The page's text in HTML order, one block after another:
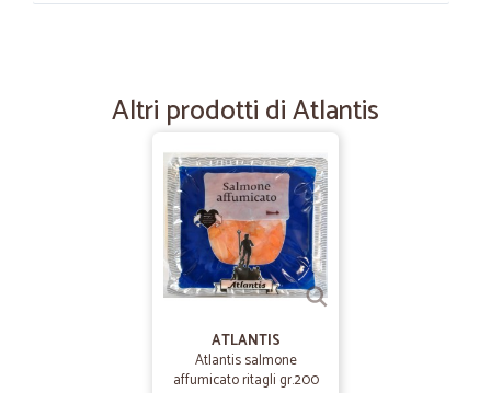
Ho trovato sul loro sito quello che il mio piccolo paese non offre.
Pacco ben sigillato e confenzionato.
Trustpilot
Prodotti freschissimi, ottimo rapporto qualità prezzo, spedizione
veloce, precisi e onesti!
Nadia B.
Altri prodotti di Atlantis
ATLANTIS
Atlantis salmone
affumicato ritagli gr.200